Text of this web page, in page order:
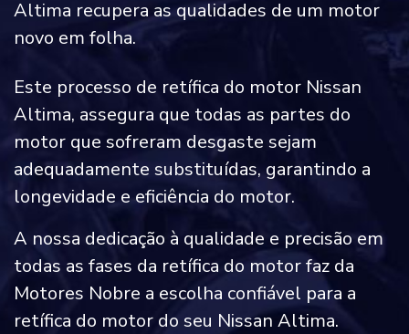
Altima recupera as qualidades de um motor
novo em folha.
Este processo de retífica do motor Nissan
Altima, assegura que todas as partes do
motor que sofreram desgaste sejam
adequadamente substituídas, garantindo a
longevidade e eficiência do motor.
A nossa dedicação à qualidade e precisão em
todas as fases da retífica do motor faz da
Motores Nobre a escolha confiável para a
retífica do motor do seu Nissan Altima.